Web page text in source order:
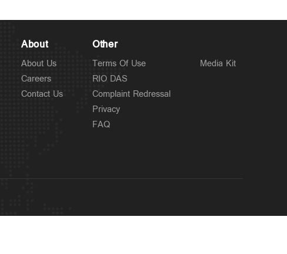
About
About Us
Careers
Contact Us
Other
Terms Of Use
RIO DAS
Complaint Redressal
Privacy
FAQ
Media Kit